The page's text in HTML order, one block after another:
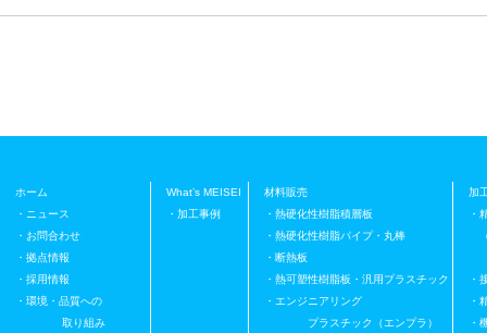
ホーム
・ニュース
・お問合わせ
・拠点情報
・採用情報
・環境・品質への
取り組み
What’s MEISEI
・加工事例
材料販売
・熱硬化性樹脂積層板
・熱硬化性樹脂パイプ・丸棒
・断熱板
・熱可塑性樹脂板・汎用プラスチック
・エンジニアリング
プラスチック（エンプラ）
加
・
・
・
・